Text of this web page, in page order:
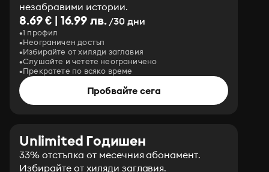
незабравими истории.
8.69 € | 16.99 лв./30 дни
1 профил
Неограничен достъп
Избирайте от хиляди заглавия
Слушайте и четете неограничено
Прекратете по всяко време
Пробвайте сега
Unlimited Годишен
33% отстъпка от месечния абонамент.
Избирайте от хиляди заглавия.